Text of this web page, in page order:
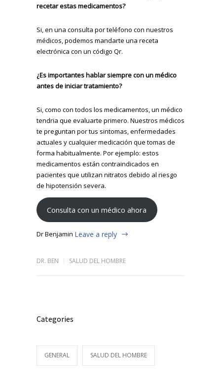
recetar estas medicamentos?
Si, en una consulta por teléfono con nuestros
médicos, podemos mandarte una receta
electrónica con un código Qr.
¿Es importantes hablar siempre con un médico
antes de iniciar tratamiento?
Si, como con todos los medicamentos, un médico
tendria que evaluarte primero. Nuestros médicos
te preguntan por tus sintomas, enfermedades
actuales y cualquier medicación que tomas de
forma habitualmente. Por ejemplo: estos
medicamentos están contraindicados en
pacientes que utilizan nitratos debido al riesgo
de hipotensión severa.
Consulta con un médico ahora
Dr Benjamin Leave a reply
DR. BEN SALUD DEL HOMBRE
Categories
GENERAL SALUD DEL HOMBRE